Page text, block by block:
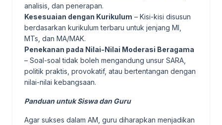
analisis, dan penerapan.
Kesesuaian dengan Kurikulum – Kisi-kisi disusun
berdasarkan kurikulum terbaru untuk jenjang MI,
MTs, dan MA/MAK.
Penekanan pada Nilai-Nilai Moderasi Beragama
– Soal-soal tidak boleh mengandung unsur SARA,
politik praktis, provokatif, atau bertentangan dengan
nilai-nilai kebangsaan.
Panduan untuk Siswa dan Guru
Agar sukses dalam AM, guru diharapkan menjadikan